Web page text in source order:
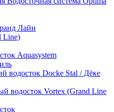
Лайн
Line)
Aquasystem
водосток Docke Stal / Дёке
водосток Vortex (Grand Line